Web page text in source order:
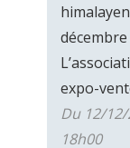
expo-
Du 12/
18h00